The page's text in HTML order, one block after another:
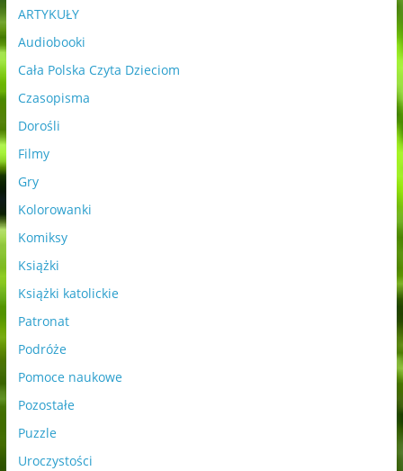
ARTYKUŁY
Audiobooki
Cała Polska Czyta Dzieciom
Czasopisma
Dorośli
Filmy
Gry
Kolorowanki
Komiksy
Książki
Książki katolickie
Patronat
Podróże
Pomoce naukowe
Pozostałe
Puzzle
Uroczystości